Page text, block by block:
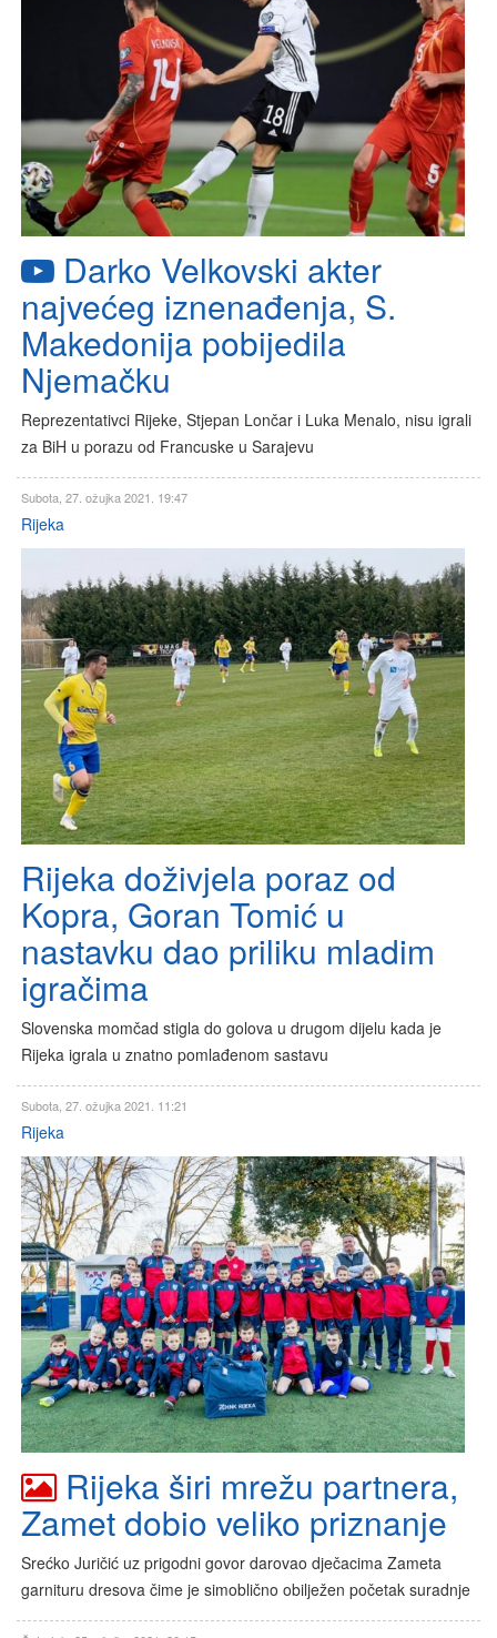
Darko Velkovski akter
najvećeg iznenađenja, S.
Makedonija pobijedila
Njemačku
Reprezentativci Rijeke, Stjepan Lončar i Luka Menalo, nisu igrali
za BiH u porazu od Francuske u Sarajevu
Subota, 27. ožujka 2021. 19:47
Rijeka
Rijeka doživjela poraz od
Kopra, Goran Tomić u
nastavku dao priliku mladim
igračima
Slovenska momčad stigla do golova u drugom dijelu kada je
Rijeka igrala u znatno pomlađenom sastavu
Subota, 27. ožujka 2021. 11:21
Rijeka
Rijeka širi mrežu partnera,
Zamet dobio veliko priznanje
Srećko Juričić uz prigodni govor darovao dječacima Zameta
garnituru dresova čime je simoblično obilježen početak suradnje